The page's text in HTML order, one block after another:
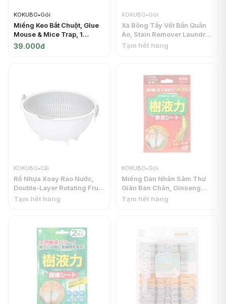
KOKUBO•Gói
Miếng Keo Bắt Chuột, Glue
Mouse & Mice Trap, 1
Miếng - KOKUBO
39.000đ
KOKUBO•Gói
Xà Bông Tẩy Vết Bẩn Quần
Áo, Stain Remover Laundry
Soap Bar (110g) - KOKUBO
Tạm hết hàng
KOKUBO•Cái
Rổ Nhựa Xoay Ráo Nước,
Double-Layer Rotating Fruit
& Vegetable Wash Basket
Tạm hết hàng
KOKUBO•Gói
Miếng Dán Nhân Sâm Thư
Giãn Bàn Chân, Ginseng
Detox Food Patch, 2 Miếng
Tạm hết hàng